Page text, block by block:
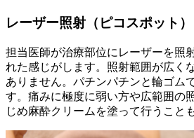
レーザー照射（ピコスポット）
担当医師が治療部位にレーザーを照
れた感じがします。照射範囲が広く
ありません。パチンパチンと輪ゴム
す。痛みに極度に弱い方や広範囲の
じめ麻酔クリームを塗って行うこと